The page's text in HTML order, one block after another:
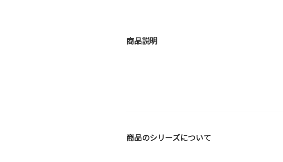
商品説明
商品のシリーズについて